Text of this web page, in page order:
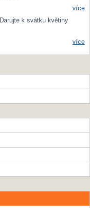
více
Darujte k svátku květiny
více